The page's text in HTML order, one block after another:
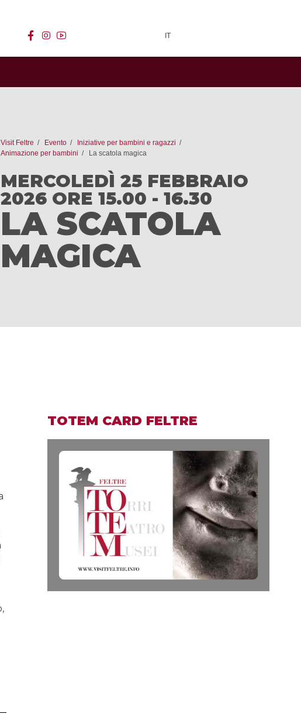
facebook
instagram IT
Visit Feltre Evento
Iniziative per bambini e ragazzi
Animazione per bambini
La scatola magica
MERCOLEDÌ 25 FEBBRAIO
2026 ORE 15.00 - 16.30
LA SCATOLA
MAGICA
TOTEM CARD FELTRE